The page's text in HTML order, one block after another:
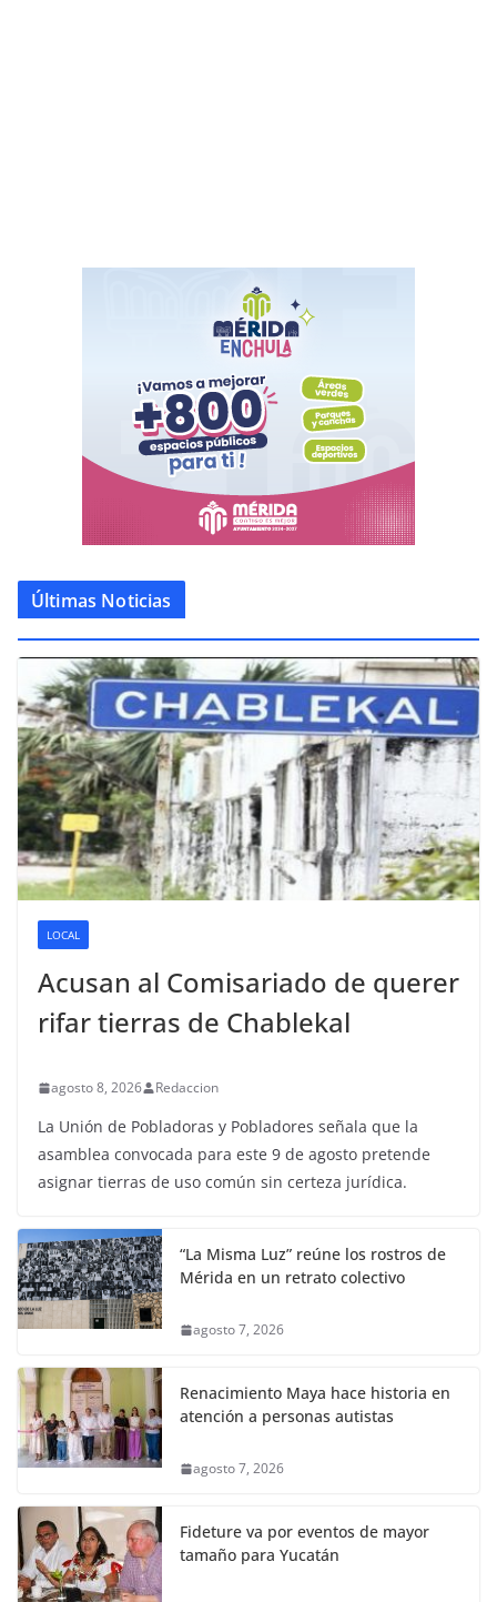
Últimas Noticias
LOCAL
Acusan al Comisariado de querer
rifar tierras de Chablekal
agosto 8, 2026 Redaccion
La Unión de Pobladoras y Pobladores señala que la
asamblea convocada para este 9 de agosto pretende
asignar tierras de uso común sin certeza jurídica.
“La Misma Luz” reúne los rostros de
Mérida en un retrato colectivo
agosto 7, 2026
Renacimiento Maya hace historia en
atención a personas autistas
agosto 7, 2026
Fideture va por eventos de mayor
tamaño para Yucatán